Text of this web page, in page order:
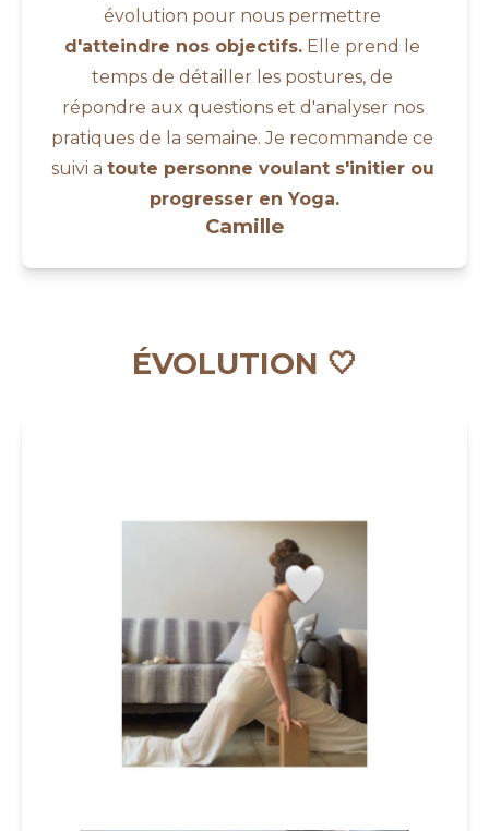
d'atteindre nos objectifs. Elle prend le
temps de détailler les postures, de
répondre aux questions et d'analyser nos
pratiques de la semaine. Je recommande ce
suivi a toute personne voulant s'initier ou
progresser en Yoga.
Camille
ÉVOLUTION 🤍